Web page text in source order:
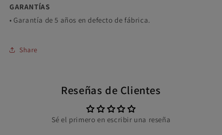
GARANTÍAS
• Garantía de 5 años en defecto de fábrica.
Share
Reseñas de Clientes
Sé el primero en escribir una reseña